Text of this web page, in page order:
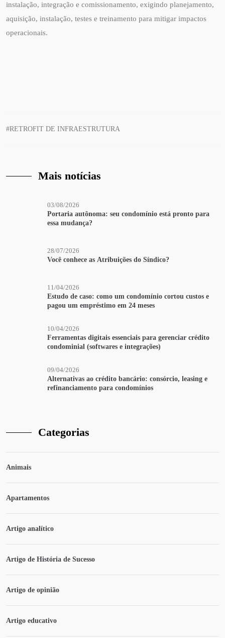
instalação, integração e comissionamento, exigindo planejamento,
aquisição, instalação, testes e treinamento para mitigar impactos
operacionais.
#RETROFIT DE INFRAESTRUTURA
Mais notícias
03/08/2026
Portaria autônoma: seu condomínio está pronto para
essa mudança?
28/07/2026
Você conhece as Atribuições do Síndico?
11/04/2026
Estudo de caso: como um condomínio cortou custos e
pagou um empréstimo em 24 meses
10/04/2026
Ferramentas digitais essenciais para gerenciar crédito
condominial (softwares e integrações)
09/04/2026
Alternativas ao crédito bancário: consórcio, leasing e
refinanciamento para condomínios
Categorias
Animais
Apartamentos
Artigo analítico
Artigo de História de Sucesso
Artigo de opinião
Artigo educativo